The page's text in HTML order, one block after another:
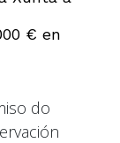
€ en
do